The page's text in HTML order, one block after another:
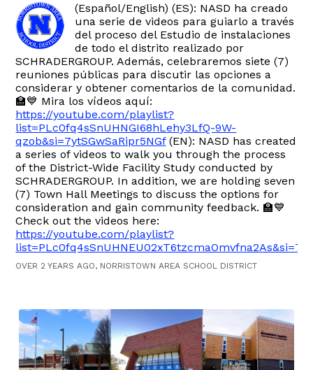
(Español/English) (ES): NASD ha creado
una serie de videos para guiarlo a través
del proceso del Estudio de instalaciones
de todo el distrito realizado por
SCHRADERGROUP. Además, celebraremos siete (7)
reuniones públicas para discutir las opciones a
considerar y obtener comentarios de la comunidad.
🏫💙 Mira los vídeos aquí:
https://youtube.com/playlist?
list=PLc0fq4sSnUHNGI68hLehy3LfQ-9W-
qzob&si=7ytSGwSaRipr5NGf(EN): NASD has created
a series of videos to walk you through the process
of the District-Wide Facility Study conducted by
SCHRADERGROUP. In addition, we are holding seven
(7) Town Hall Meetings to discuss the options for
consideration and gain community feedback. 🏫💙
Check out the videos here:
https://youtube.com/playlist?
OVER 2 YEARS AGO, NORRISTOWN AREA SCHOOL DISTRICT